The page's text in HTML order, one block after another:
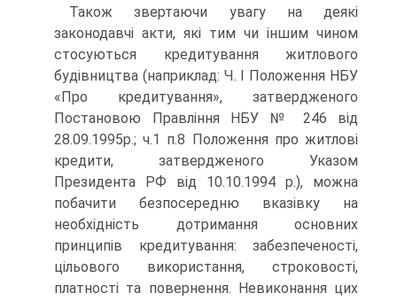
Також звертаючи увагу на деякі
законодавчі акти, які тим чи іншим чином
стосуються кредитування житлового
будівництва (наприклад: Ч. І Положення НБУ
«Про кредитування», затвердженого
Постановою Правління НБУ № 246 від
28.09.1995р.; ч.1 п.8 Положення про житлові
кредити, затвердженого Указом
Президента РФ від 10.10.1994 р.), можна
побачити безпосередню вказівку на
необхідність дотримання основних
принципів кредитування: забезпеченості,
цільового використання, строковості,
платності та повернення. Невиконання цих